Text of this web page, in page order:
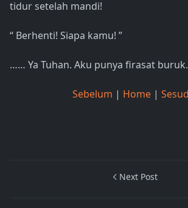
tidur setelah mandi!
“ Berhenti! Siapa kamu! ”
…… Ya Tuhan. Aku punya firasat
Sebelum | Home |
Next Post